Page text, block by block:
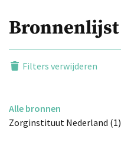
Bronnenlijst
Filters verwijderen
Alle bronnen
Zorginstituut Nederland (1)